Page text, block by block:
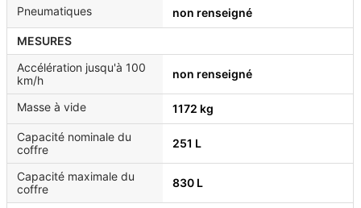
Pneumatiques non renseigné
MESURES
Accélération jusqu'à 100
km/h
non renseigné
Masse à vide 1172 kg
Capacité nominale du
coffre
251 L
Capacité maximale du
coffre
830 L